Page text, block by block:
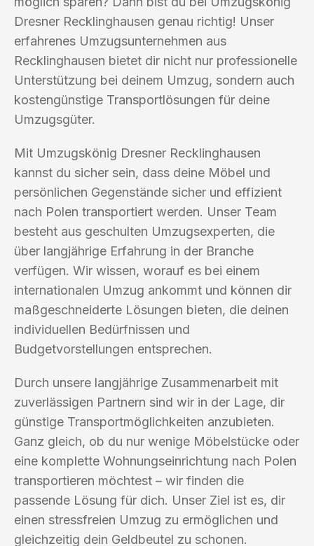
Dresner Recklinghausen genau richtig! Unser
erfahrenes Umzugsunternehmen aus
Recklinghausen bietet dir nicht nur professionelle
Unterstützung bei deinem Umzug, sondern auch
kostengünstige Transportlösungen für deine
Umzugsgüter.
Mit Umzugskönig Dresner Recklinghausen
kannst du sicher sein, dass deine Möbel und
persönlichen Gegenstände sicher und effizient
nach Polen transportiert werden. Unser Team
besteht aus geschulten Umzugsexperten, die
über langjährige Erfahrung in der Branche
verfügen. Wir wissen, worauf es bei einem
internationalen Umzug ankommt und können dir
maßgeschneiderte Lösungen bieten, die deinen
individuellen Bedürfnissen und
Budgetvorstellungen entsprechen.
Durch unsere langjährige Zusammenarbeit mit
zuverlässigen Partnern sind wir in der Lage, dir
günstige Transportmöglichkeiten anzubieten.
Ganz gleich, ob du nur wenige Möbelstücke oder
eine komplette Wohnungseinrichtung nach Polen
transportieren möchtest – wir finden die
passende Lösung für dich. Unser Ziel ist es, dir
einen stressfreien Umzug zu ermöglichen und
gleichzeitig dein Geldbeutel zu schonen.